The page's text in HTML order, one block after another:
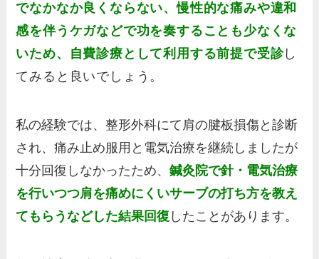
でなかなか良くならない、慢性的な痛みや違和
感を伴うケガなどで功を奏することも少なくな
いため、自費診療として利用する前提で受診し
てみると良いでしょう。
私の経験では、整形外科にて肩の腱板損傷と診断
され、痛み止め服用と電気治療を継続しましたが
十分回復しなかったため、鍼灸院で針・電気治療
を行いつつ肩を痛めにくいサーブの打ち方を教え
てもらうなどした結果回復 したことがあります。